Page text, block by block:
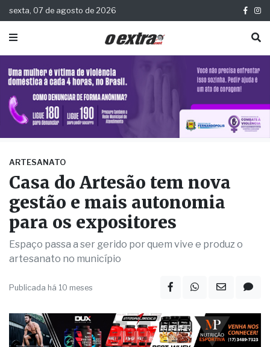
sexta, 07 de agosto de 2026
ARTESANATO
Casa do Artesão tem nova
gestão e mais autonomia
para os expositores
Espaço passa a ser gerido por quem vive e produz o
artesanato no município
Publicada há 10 meses